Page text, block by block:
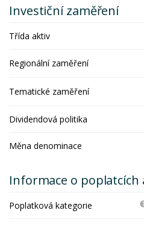
Investiční zaměření
Třída aktiv
Regionální zaměření
Tematické zaměření
Dividendová politika
Měna denominace
Informace o poplatcích
Poplatková kategorie